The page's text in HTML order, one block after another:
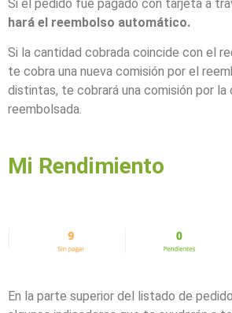
Si el pedido fue pagado con tarjeta a
hará el reembolso automático.
Si la cantidad cobrada coincide con el
te cobra una nueva comisión por el
distintas, te cobrará una comisión por la
reembolsada.
Mi Rendimiento
En la parte superior del listado de